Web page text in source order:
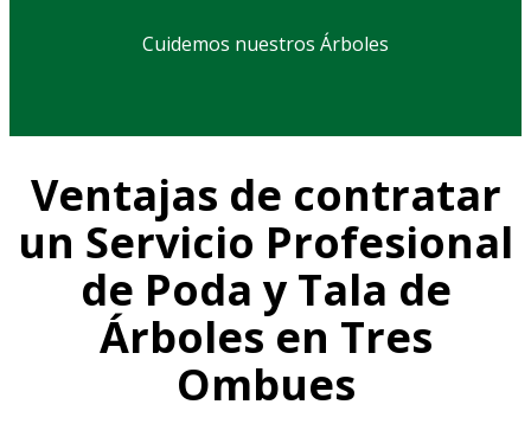
Cuidemos nuestros Árboles
Ventajas de contratar
un Servicio Profesional
de Poda y Tala de
Árboles en Tres
Ombues